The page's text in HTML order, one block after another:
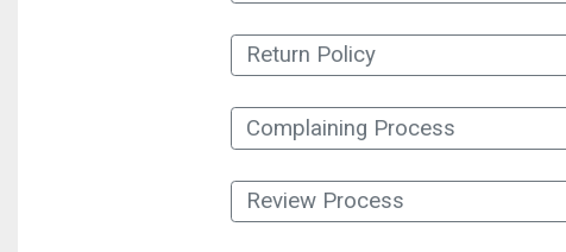
Return Policy
Complaining Process
Review Process